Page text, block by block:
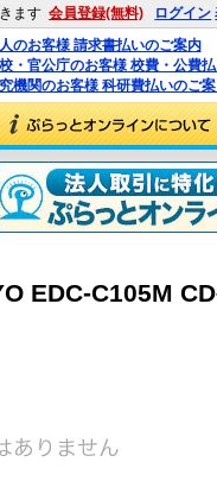
ます 会員登録(無料) ログイン
のお客様 請求書払いのご案内
・官公庁のお客様 校費・公費
機関のお客様 科研費払いのご
EDC-C105M